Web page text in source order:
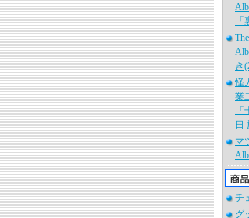
「
き
怪
業
日
マ
チ
グ